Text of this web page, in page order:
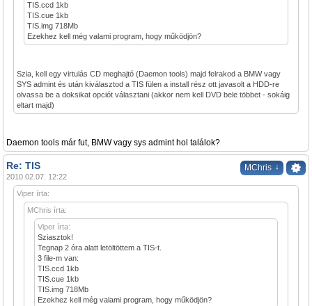
TIS.ccd 1kb
TIS.cue 1kb
TIS.img 718Mb
Ezekhez kell még valami program, hogy működjön?
Szia, kell egy virtulás CD meghajtó (Daemon tools) majd felrakod a BMW vagy
SYS admint és után kiválasztod a TIS fülen a install rész ott javasolt a HDD-re
olvassa be a doksikat opciót választani (akkor nem kell DVD bele többet - sokáig
eltart majd)
Daemon tools már fut, BMW vagy sys admint hol találok?
MChris ↓
Re: TIS
2010.02.07. 12:22
Viper írta:
MChris írta:
Viper írta:
Sziasztok!
Tegnap 2 óra alatt letöltöttem a TIS-t.
3 file-m van:
TIS.ccd 1kb
TIS.cue 1kb
TIS.img 718Mb
Ezekhez kell még valami program, hogy működjön?